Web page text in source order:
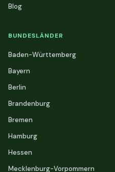
Blog
BUNDESLÄNDER
Baden-Württemberg
Bayern
Berlin
Brandenburg
Bremen
Hamburg
Hessen
Mecklenburg-Vorpommern